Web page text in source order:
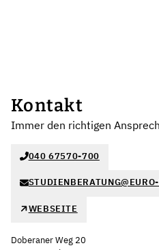
Kontakt
Immer den richtigen
040 67570-700
WEBSEITE
Doberaner Weg 20